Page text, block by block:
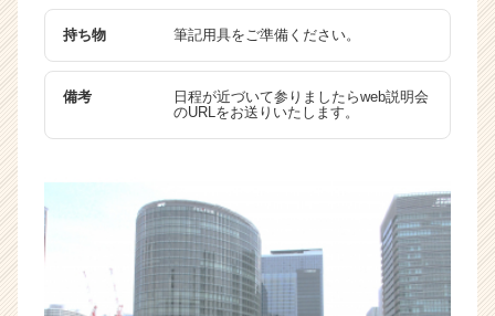
持ち物 筆記用具をご準備ください。
備考
日程が近づいて参りましたらweb説明会
のURLをお送りいたします。